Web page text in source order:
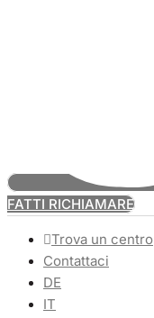
FATTI RICHIAMARE
Trova un centro
Contattaci
DE
IT